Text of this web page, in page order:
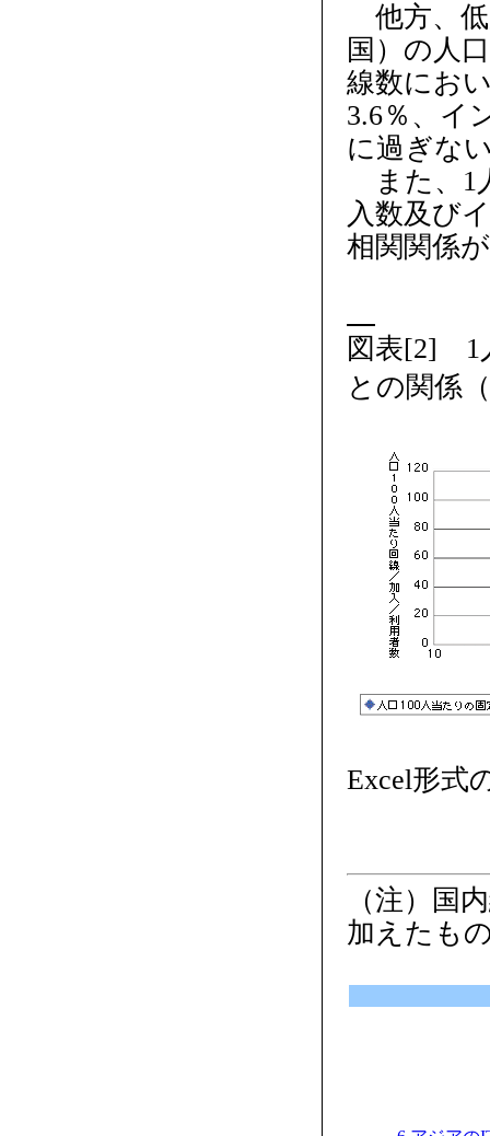
他方、低
国）の人
線数にお
3.6％、イ
に過ぎな
また、1
入数及び
相関関係
図表[2] 1
との関係
Excel形式
（注）国
加えたも